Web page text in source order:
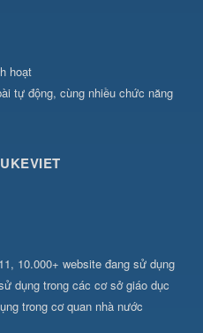
hoạt
tự động, cùng nhiều chức năng
10.000+ website đang sử dụng
dụng trong các cơ sở giáo dục
trong cơ quan nhà nước